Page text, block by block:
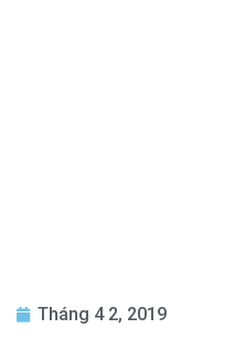
Tháng 4 2, 2019